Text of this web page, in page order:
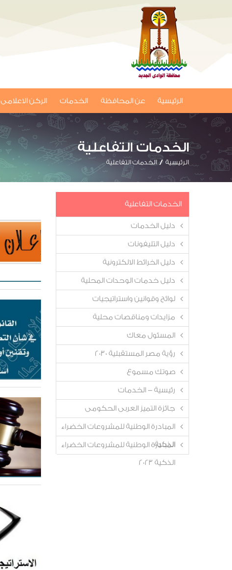
الرئيسية عن المحافظة الخدمات الركن الاعلامى
الخدمات التفاعلية
الرئيسية الخدمات التفاعلية
الخدمات التفاعلية
دليل الخدمات
دليل التليفونات
دليل الخرائط الالكترونية
دليل خدمات الوحدات المحلية
لوائح وقوانين واستراتيجيات
مزايدات ومناقصات محلية
المسئول معاك
رؤية مصر المستقبلية 2030
صوتك مسموع
رئيسية - الخدمات
جائزة التميز العربى الحكومى
المبادرة الوطنية للمشروعات الخضراء
الذكية
المبادرة الوطنية للمشروعات الخضراء
الذكية 2023